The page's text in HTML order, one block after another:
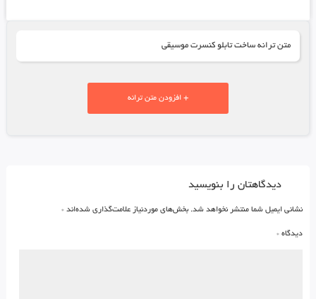
متن ترانه ساخت تابلو کنسرت موسیقی
+ افزودن متن ترانه
دیدگاهتان را بنویسید
نشانی ایمیل شما منتشر نخواهد شد. بخش‌های موردنیاز علامت‌گذاری شده‌اند *
دیدگاه *